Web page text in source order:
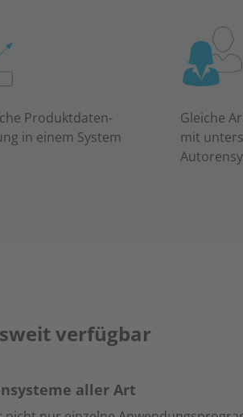
Produktdaten­
in einem System
Gleiche
mit
verfügbar
aller Art